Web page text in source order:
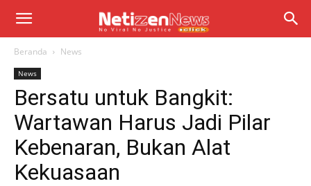
Beranda News
News
Bersatu untuk Bangkit:
Wartawan Harus Jadi Pilar
Kebenaran, Bukan Alat
Kekuasaan